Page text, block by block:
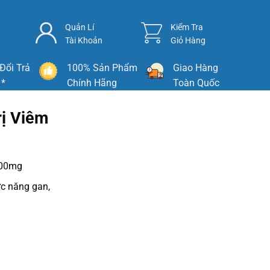
Quản Lí
Tài Khoản
Kiểm Tra
Giỏ Hàng
Trả
100% Sản Phẩm
Chính Hãng
Giao Hàng
Toàn Quốc
Viêm
năng gan,